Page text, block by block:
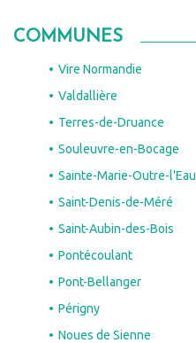
COMMUNES
Vire Normandie
Valdallière
Terres-de-Druance
Souleuvre-en-Bocage
Sainte-Marie-Outre-l'Eau
Saint-Denis-de-Méré
Saint-Aubin-des-Bois
Pontécoulant
Pont-Bellanger
Périgny
Noues de Sienne